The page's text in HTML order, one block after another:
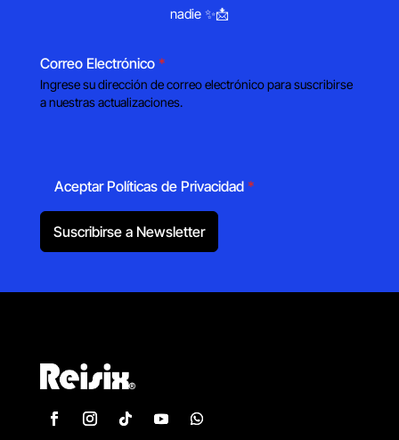
nadie ✨📩
Correo Electrónico *
Ingrese su dirección de correo electrónico para suscribirse
a nuestras actualizaciones.
Aceptar Políticas de Privacidad *
Suscribirse a Newsletter